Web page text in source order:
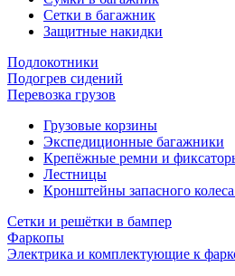
Сетки в багажник
Защитные накидки
Подлокотники
Подогрев сидений
Перевозка грузов
Грузовые корзины
Экспедиционные багажники
Крепёжные ремни и
Лестницы
Кронштейны запасного
Сетки и решётки в бампер
Фаркопы
Электрика и комплектующие к